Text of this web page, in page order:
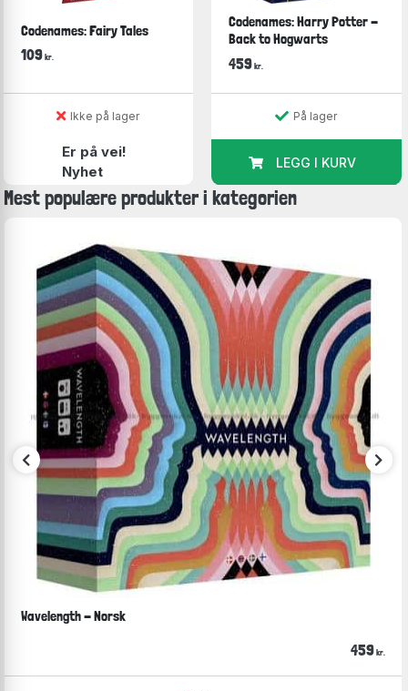
Codenames: Fairy Tales
109 kr.
Ikke på lager
Er på vei!
Nyhet
Codenames: Harry Potter -
Back to Hogwarts
459kr.
På lager
LEGG I KURV
Mest populære produkter i kategorien
Wavelength - Norsk
459 kr.